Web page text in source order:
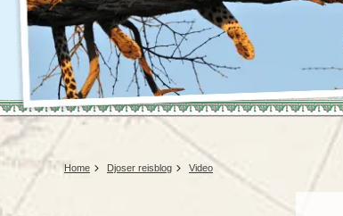
Nieuwe reizen
Voodoo in Benin en Togo, 16
dagen
Madagaskar
Malawi
Marokko
Mauritius
Home Djoser reisblog Video